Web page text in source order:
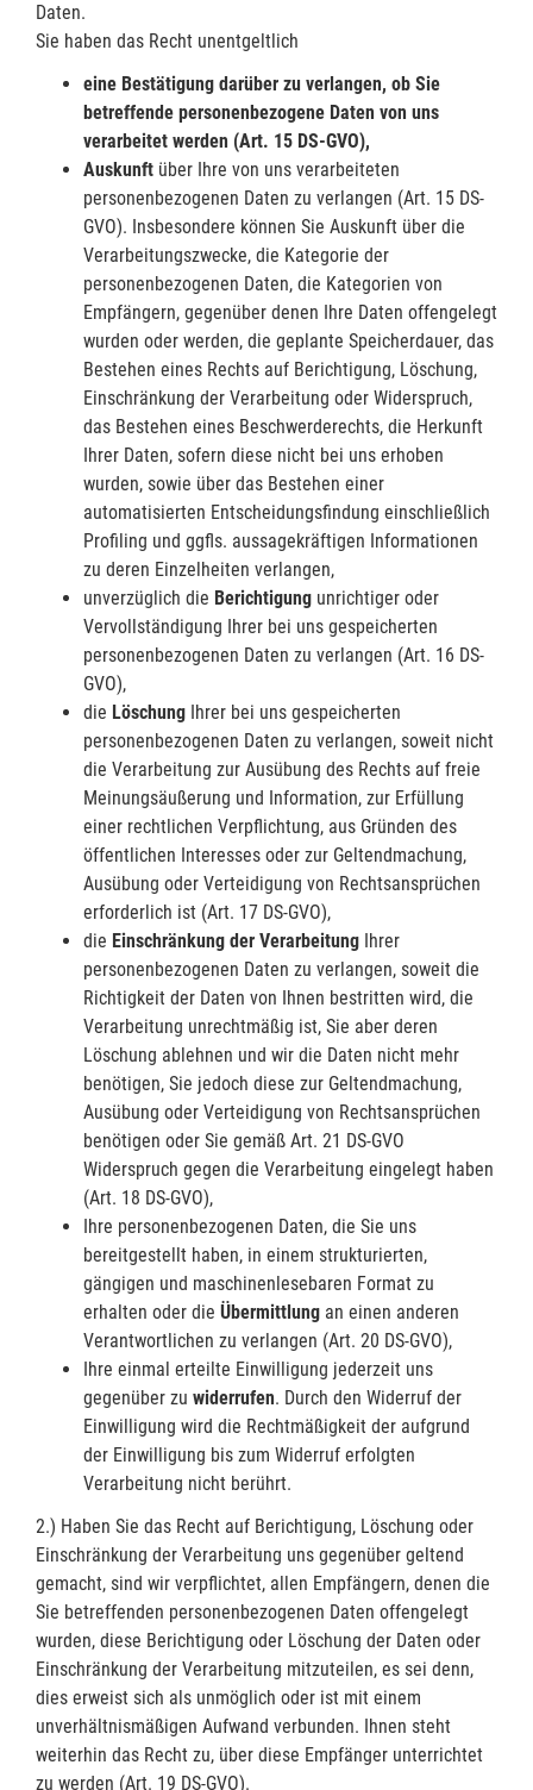
Daten.
Sie haben das Recht unentgeltlich
eine Bestätigung darüber zu verlangen, ob Sie
betreffende personenbezogene Daten von uns
verarbeitet werden (Art. 15 DS-GVO),
Auskunft über Ihre von uns verarbeiteten
personenbezogenen Daten zu verlangen (Art. 15 DS-
GVO). Insbesondere können Sie Auskunft über die
Verarbeitungszwecke, die Kategorie der
personenbezogenen Daten, die Kategorien von
Empfängern, gegenüber denen Ihre Daten offengelegt
wurden oder werden, die geplante Speicherdauer, das
Bestehen eines Rechts auf Berichtigung, Löschung,
Einschränkung der Verarbeitung oder Widerspruch,
das Bestehen eines Beschwerderechts, die Herkunft
Ihrer Daten, sofern diese nicht bei uns erhoben
wurden, sowie über das Bestehen einer
automatisierten Entscheidungsfindung einschließlich
Profiling und ggfls. aussagekräftigen Informationen
zu deren Einzelheiten verlangen,
unverzüglich die Berichtigung unrichtiger oder
Vervollständigung Ihrer bei uns gespeicherten
personenbezogenen Daten zu verlangen (Art. 16 DS-
GVO),
die Löschung Ihrer bei uns gespeicherten
personenbezogenen Daten zu verlangen, soweit nicht
die Verarbeitung zur Ausübung des Rechts auf freie
Meinungsäußerung und Information, zur Erfüllung
einer rechtlichen Verpflichtung, aus Gründen des
öffentlichen Interesses oder zur Geltendmachung,
Ausübung oder Verteidigung von Rechtsansprüchen
erforderlich ist (Art. 17 DS-GVO),
die Einschränkung der Verarbeitung Ihrer
personenbezogenen Daten zu verlangen, soweit die
Richtigkeit der Daten von Ihnen bestritten wird, die
Verarbeitung unrechtmäßig ist, Sie aber deren
Löschung ablehnen und wir die Daten nicht mehr
benötigen, Sie jedoch diese zur Geltendmachung,
Ausübung oder Verteidigung von Rechtsansprüchen
benötigen oder Sie gemäß Art. 21 DS-GVO
Widerspruch gegen die Verarbeitung eingelegt haben
(Art. 18 DS-GVO),
Ihre personenbezogenen Daten, die Sie uns
bereitgestellt haben, in einem strukturierten,
gängigen und maschinenlesebaren Format zu
erhalten oder die Übermittlung an einen anderen
Verantwortlichen zu verlangen (Art. 20 DS-GVO),
Ihre einmal erteilte Einwilligung jederzeit uns
gegenüber zu widerrufen. Durch den Widerruf der
Einwilligung wird die Rechtmäßigkeit der aufgrund
der Einwilligung bis zum Widerruf erfolgten
Verarbeitung nicht berührt.
2.) Haben Sie das Recht auf Berichtigung, Löschung oder
Einschränkung der Verarbeitung uns gegenüber geltend
gemacht, sind wir verpflichtet, allen Empfängern, denen die
Sie betreffenden personenbezogenen Daten offengelegt
wurden, diese Berichtigung oder Löschung der Daten oder
Einschränkung der Verarbeitung mitzuteilen, es sei denn,
dies erweist sich als unmöglich oder ist mit einem
unverhältnismäßigen Aufwand verbunden. Ihnen steht
weiterhin das Recht zu, über diese Empfänger unterrichtet
zu werden (Art. 19 DS-GVO).